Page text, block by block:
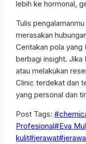
lebih ke hormonal,
Tulis
merasakan
Ceritakan pola yang
berbagi insight. Jika
atau melakukan
Clinic terdekat dan
yang personal dan
Post Tags: #
Profesional#Eva
kulit#jerawat#